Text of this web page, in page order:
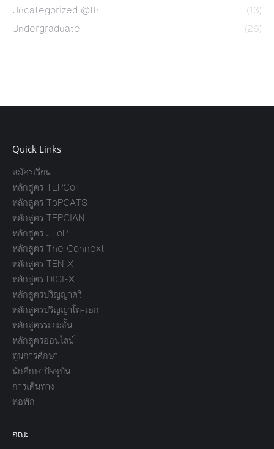
Uncategorized @th
(13)
Undergraduate
(26)
Quick Links
สมัครเรียน
หลักสูตร TEPCoT
หลักสูตร ToPCATS
หลักสูตร TEPCIAN
หลักสูตร JToP
หลักสูตร The Connext
หลักสูตร TEN X
หลักสูตร DIGI-X
หลักสูตรปริญญาตรี
หลักสูตรปริญญาโท-เอก
หลักสูตรระยะสั้น
หลักสูตรออนไลน์
ทุนการศึกษา
นักศึกษาปัจจุบัน
การเดินทาง
หอพัก
คณะ